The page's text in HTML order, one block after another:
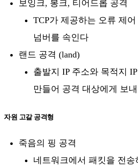
보잉크, 봉크, 티어드롭 공격
TCP가 제공하는 오류 제
넘버를 속인다
랜드 공격 (land)
출발지 IP 주소와 목적지
만들어 공격 대상에게 보
자원 고갈 공격형
죽음의 핑 공격
네트워크에서 패킷을 전